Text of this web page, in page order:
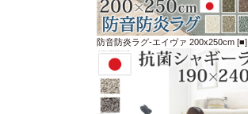
防音防炎ラグ-エイヴァ 200x250cm [■]